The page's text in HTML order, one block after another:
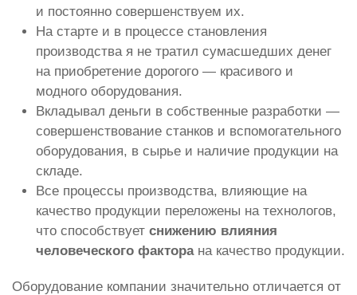
и постоянно совершенствуем их.
На старте и в процессе становления
производства я не тратил сумасшедших денег
на приобретение дорогого — красивого и
модного оборудования.
Вкладывал деньги в собственные разработки —
совершенствование станков и вспомогательного
оборудования, в сырье и наличие продукции на
складе.
Все процессы производства, влияющие на
качество продукции переложены на технологов,
что способствует снижению влияния
человеческого факторана качество продукции.
Оборудование компании значительно отличается от